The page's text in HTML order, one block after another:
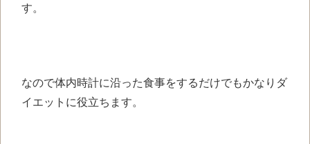
す。
なので体内時計に沿った食事をするだけでもかなりダ
イエットに役立ちます。